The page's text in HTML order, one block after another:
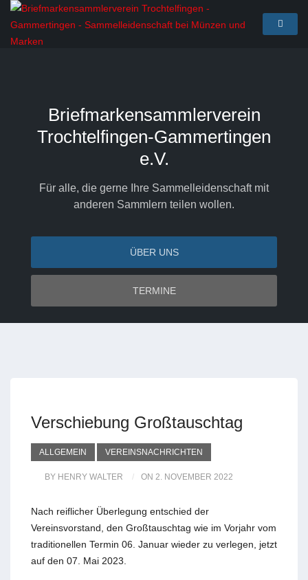
Briefmarkensammlerverein
Trochtelfingen-Gammertingen
e.V.
Für alle, die gerne Ihre Sammelleidenschaft mit
anderen Sammlern teilen wollen.
ÜBER UNS
TERMINE
Verschiebung Großtauschtag
ALLGEMEIN VEREINSNACHRICHTEN
BY HENRY WALTER ON 2. NOVEMBER 2022
Nach reiflicher Überlegung entschied der
Vereinsvorstand, den Großtauschtag wie im Vorjahr vom
traditionellen Termin 06. Januar wieder zu verlegen, jetzt
auf den 07. Mai 2023.